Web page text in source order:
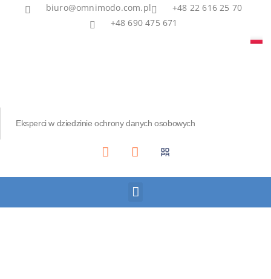
biuro@omnimodo.com.pl
+48 22 616 25 70
+48 690 475 671
Eksperci w dziedzinie ochrony danych osobowych